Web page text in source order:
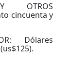
OTROS
cincuenta y
Dólares